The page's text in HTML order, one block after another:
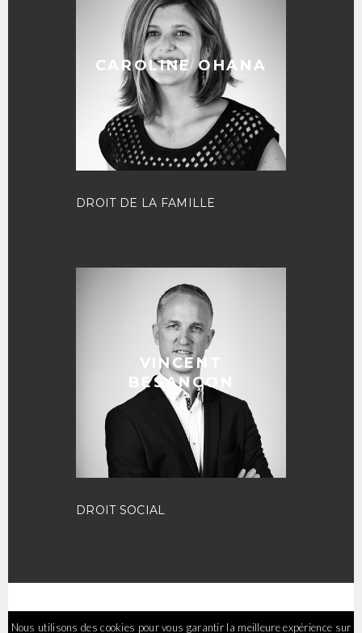
CAROLINE OHANA
DROIT DE LA FAMILLE
VINCENT
BESANÇON
DROIT SOCIAL
Nous utilisons des cookies pour vous garantir la meilleure expérience sur